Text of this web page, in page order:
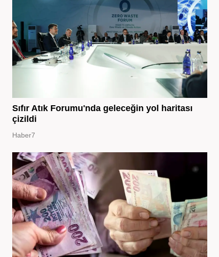
Sıfır Atık Forumu'nda geleceğin yol haritası
çizildi
Haber7